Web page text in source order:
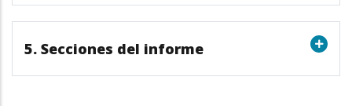
5. Secciones del informe